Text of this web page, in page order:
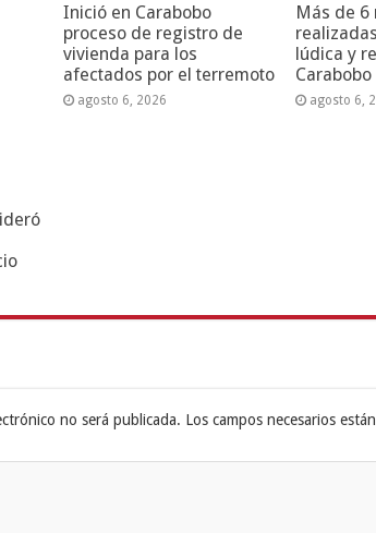
Inició en Carabobo
proceso de registro de
vivienda para los
afectados por el terremoto
agosto 6, 2026
Más de 6
lúdica y
Carabobo
agosto 6,
no será publicada. Los campos necesarios